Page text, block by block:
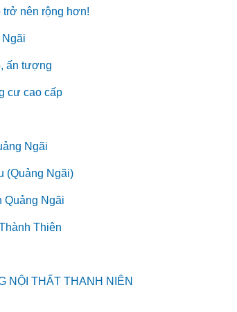
trở nên rộng hơn!
Ngãi
ấn tượng
cư cao cấp
Ngãi
(Quảng Ngãi)
Quảng Ngãi
Thiên
NỘI THẤT THANH NIÊN